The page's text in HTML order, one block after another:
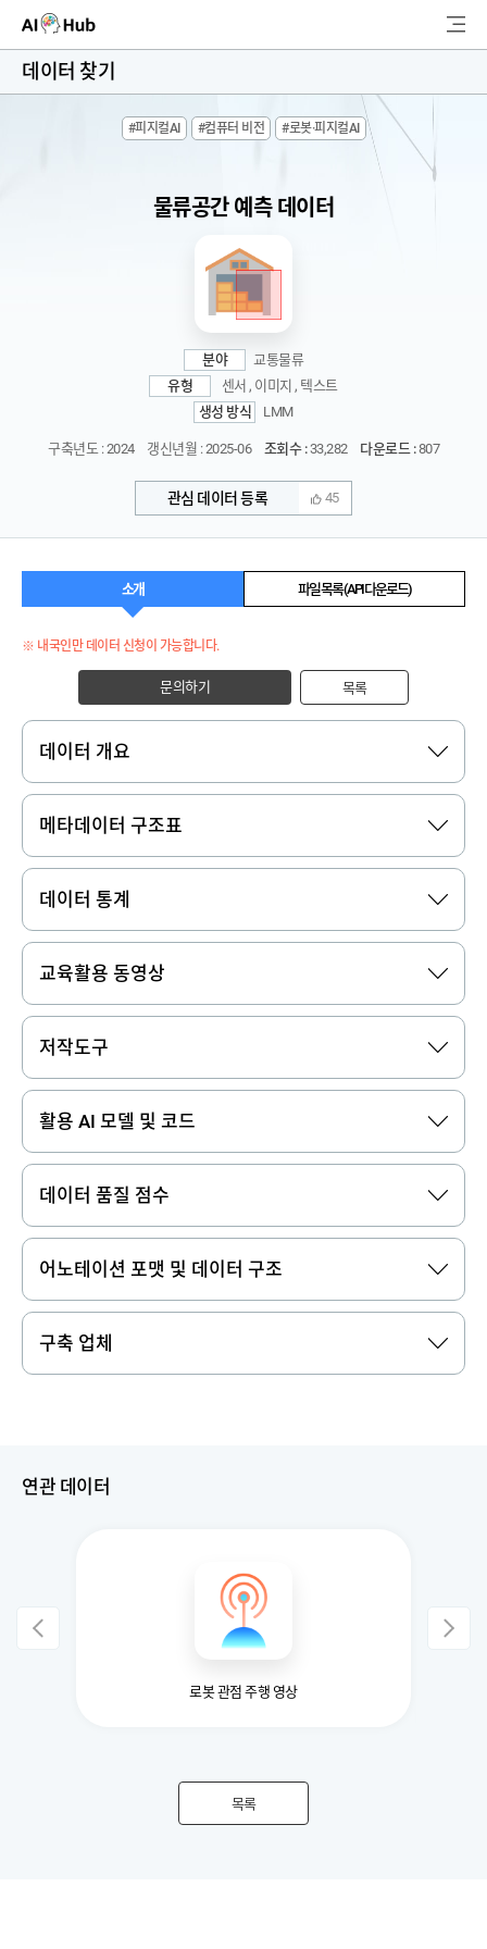
AI-Hub
색
데이터 찾기
#피지컬AI #컴퓨터 비전 #로봇·피지컬AI
물류공간 예측 데이터
분야
교통물류
유형
센서 , 이미지 , 텍스트
생성 방식
LMM
구축년도 : 2024 갱신년월 : 2025-06 조회수 :33,282 다운로드 :807
관심 데이터 등록 45
소개 파일 목록 (API 다운로드)
※ 내국인만 데이터 신청이 가능합니다.
문의하기 목록
데이터 개요
메타데이터 구조표
데이터 통계
교육활용 동영상
저작도구
활용 AI 모델 및 코드
데이터 품질 점수
어노테이션 포맷 및 데이터 구조
구축 업체
연관 데이터
로봇 관점 주행 영상
목록